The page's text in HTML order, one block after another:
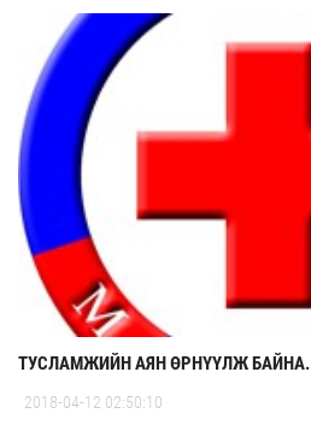
ТУСЛАМЖИЙН АЯН ӨРНҮҮЛЖ БАЙНА.
2018-04-12 02:50:10